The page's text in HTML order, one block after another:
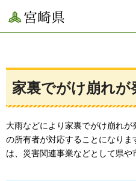
宮崎県
家裏でがけ崩れが
大雨などにより家裏でがけ崩れ
の所有者が対応することになり
は、災害関連事業などとして県や